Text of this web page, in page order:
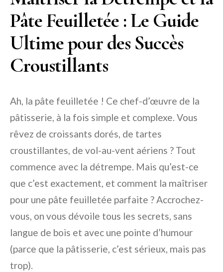
Pâte Feuilletée : Le Guide
Ultime pour des Succès
Croustillants
Ah, la pâte feuilletée ! Ce chef-d’œuvre de la
pâtisserie, à la fois simple et complexe. Vous
rêvez de croissants dorés, de tartes
croustillantes, de vol-au-vent aériens ? Tout
commence avec la détrempe. Mais qu’est-ce
que c’est exactement, et comment la maîtriser
pour une pâte feuilletée parfaite ? Accrochez-
vous, on vous dévoile tous les secrets, sans
langue de bois et avec une pointe d’humour
(parce que la pâtisserie, c’est sérieux, mais pas
trop).